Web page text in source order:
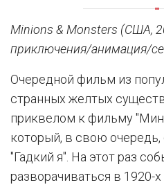
Minions & Monsters (США,
приключения/анимация/
Очередной фильм из
странных желтых
приквелом к фильму
который, в свою
"Гадкий я". На этот раз
разворачиваться в 1920-